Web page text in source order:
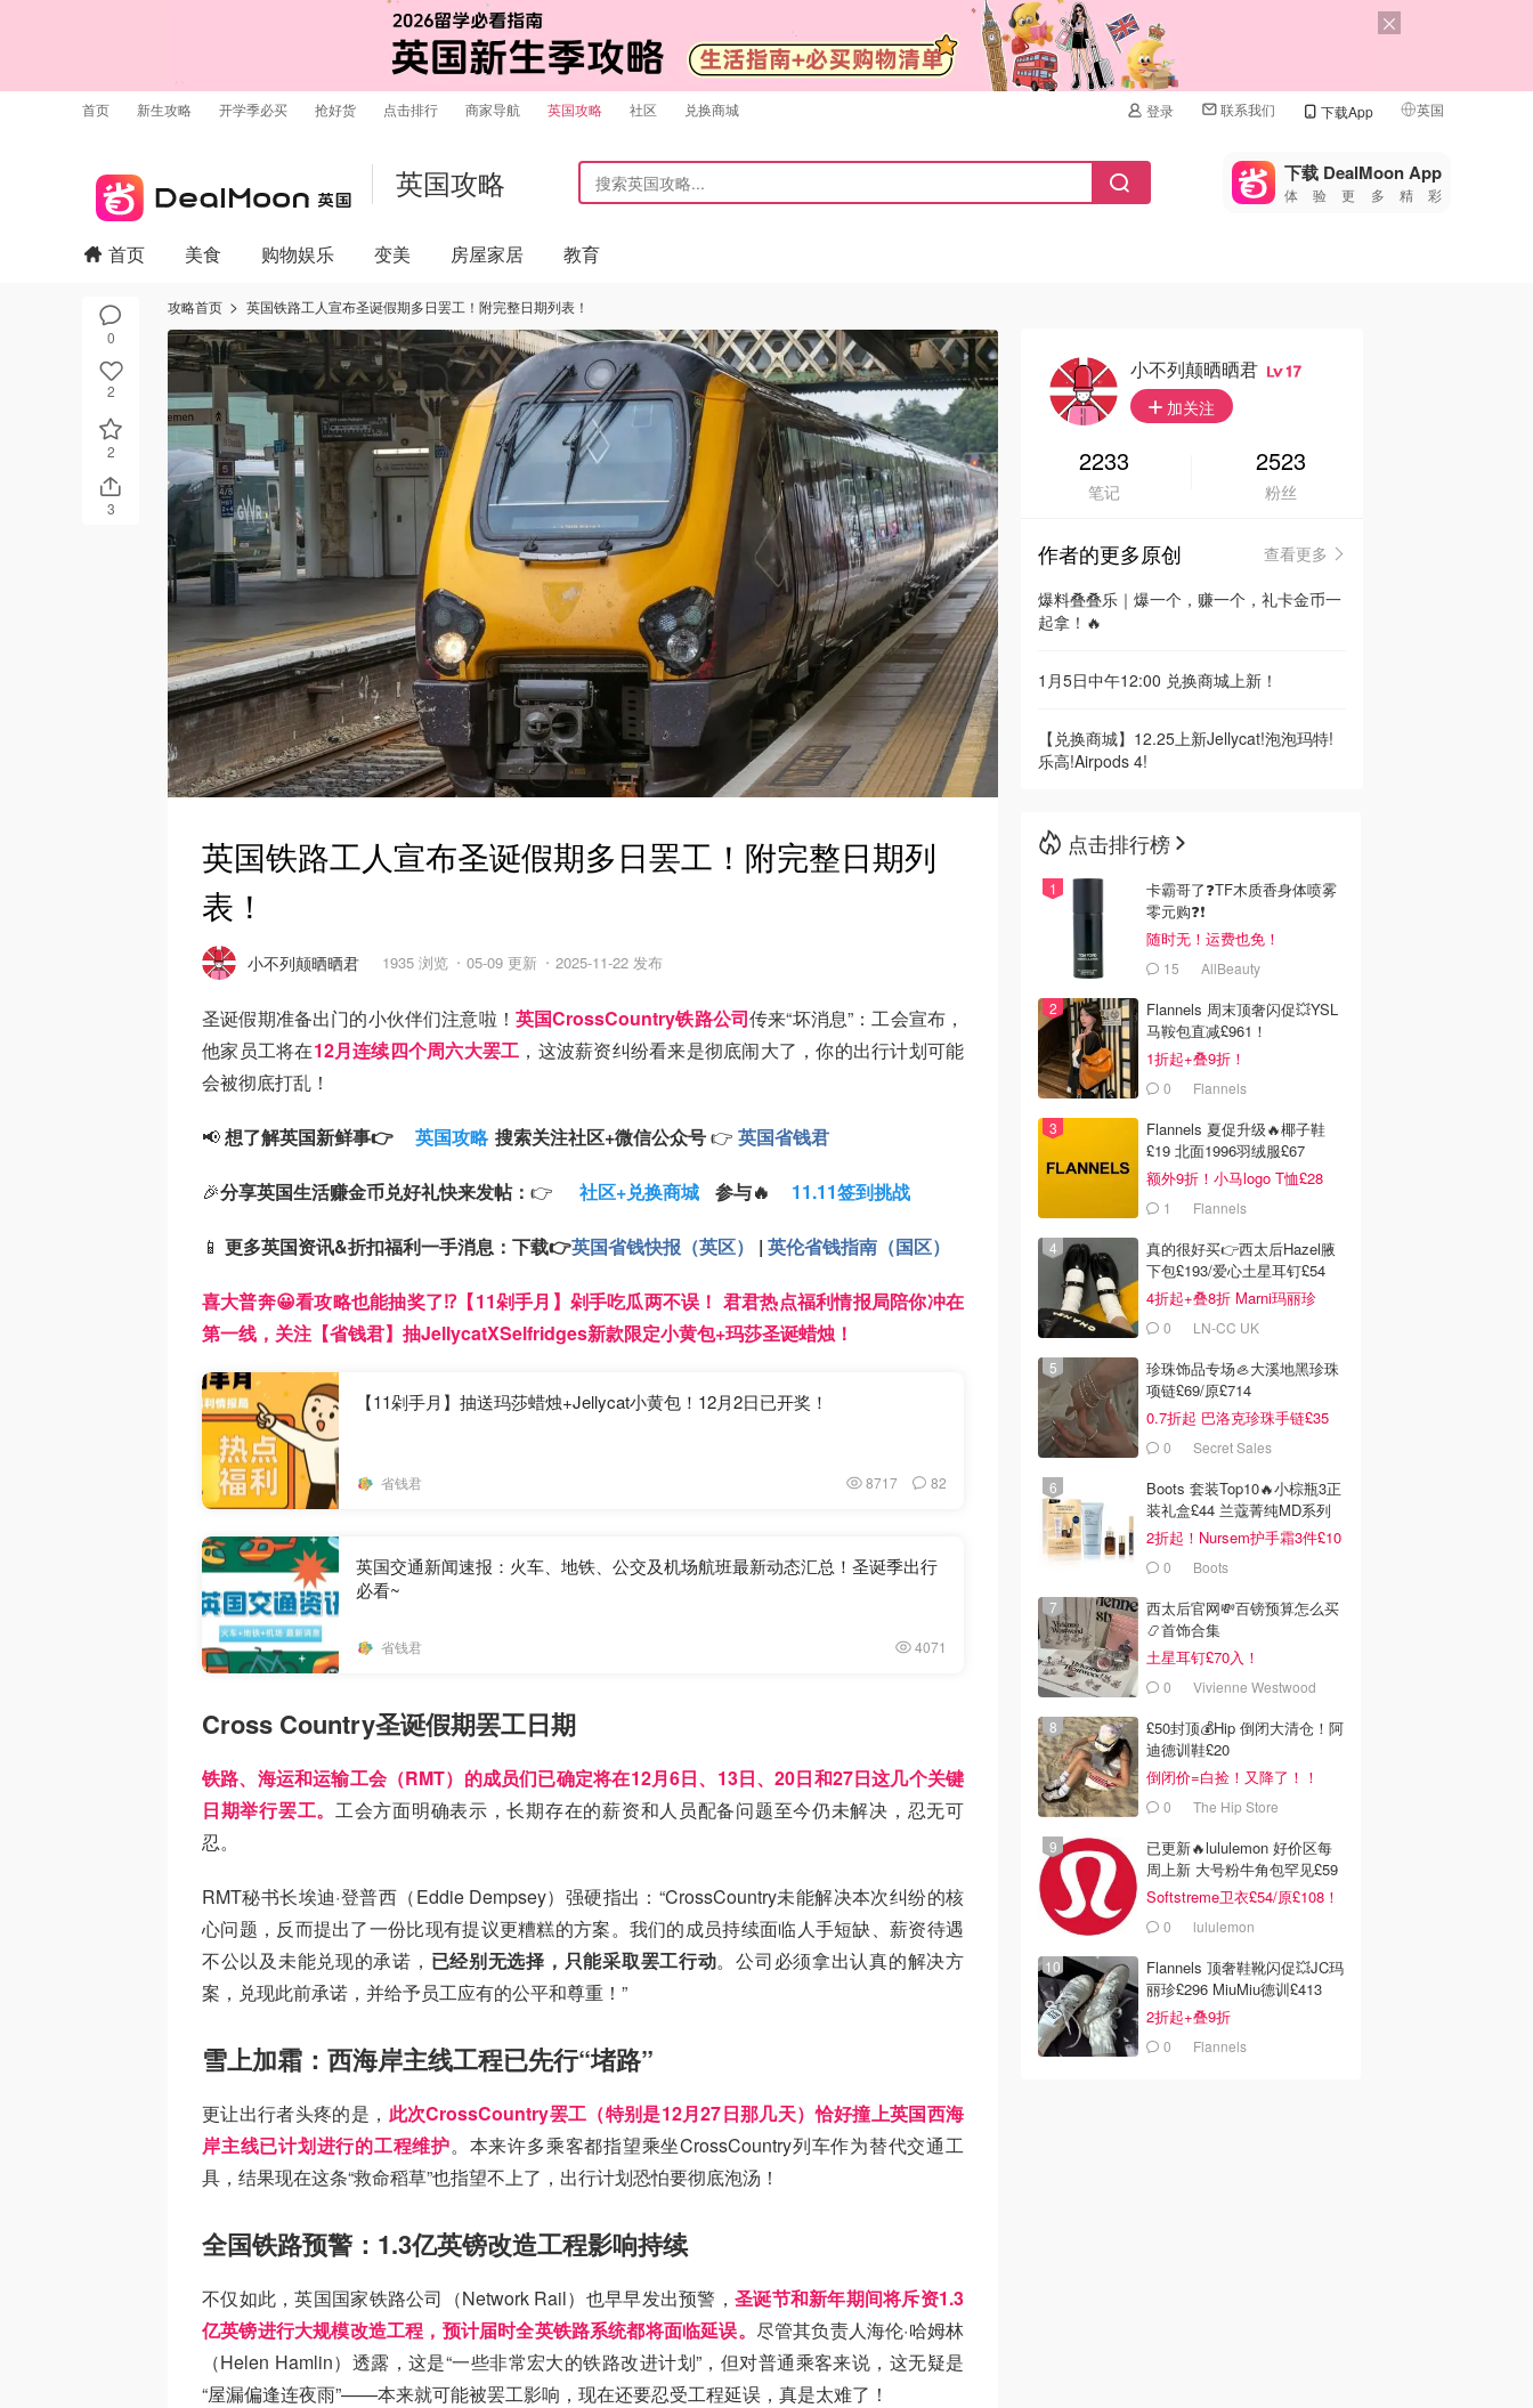
首页 新生攻略 开学季必买 抢好货 点击排行 商家导航 英国攻略 社区 兑换商城 登录 联系我们 下载App 英国
🇺🇸
🇨🇳 中国
🇩🇪
🇮🇹
🇦🇺
🇳🇿新西兰
英国攻略 下载 DealMoon App
体验更多精彩
0
2
2
3
首页 美食 购物娱乐 变美 房屋家居 教育
攻略首页 英国铁路工人宣布圣诞假期多日罢工！附完整日期列表！
英国铁路工人宣布圣诞假期多日罢工！附完整日期列
表！
小不列颠晒晒君 1935 浏览 05-09 更新 2025-11-22 发布
圣诞假期准备出门的小伙伴们注意啦！ 英国CrossCountry铁路公司传来“坏消息”：工会宣布，
他家员工将在12月连续四个周六大罢工 ，这波薪资纠纷看来是彻底闹大了，你的出行计划可能
会被彻底打乱！
📢想了解英国新鲜事👉 英国攻略 搜索关注社区+微信公众号👉 英国省钱君
🎉分享英国生活赚金币兑好礼快来发帖： 👉 社区+兑换商城 参与🔥 11.11签到挑战
📱 更多英国资讯&折扣福利一手消息： 下载👉英国省钱快报（英区） | 英伦省钱指南（国区）
喜大普奔😀看攻略也能抽奖了⁉️【11剁手月】剁手吃瓜两不误！ 君君热点福利情报局陪你冲在
第一线，关注【省钱君】抽JellycatXSelfridges新款限定小黄包+玛莎圣诞蜡烛！
【11剁手月】抽送玛莎蜡烛+Jellycat小黄包！12月2日已开奖！
省钱君 8717 82
英国交通新闻速报：火车、地铁、公交及机场航班最新动态汇总！圣诞季出行
必看~
省钱君 4071
Cross Country圣诞假期罢工日期
铁路、海运和运输工会（RMT）的成员们已确定将在12月6日、13日、20日和27日这几个关键
日期举行罢工。工会方面明确表示，长期存在的薪资和人员配备问题至今仍未解决，忍无可
忍。
RMT秘书长埃迪·登普西（Eddie Dempsey）强硬指出：“CrossCountry未能解决本次纠纷的核
心问题，反而提出了一份比现有提议更糟糕的方案。我们的成员持续面临人手短缺、薪资待遇
不公以及未能兑现的承诺， 已经别无选择，只能采取罢工行动。公司必须拿出认真的解决方
案，兑现此前承诺，并给予员工应有的公平和尊重！”
雪上加霜：西海岸主线工程已先行“堵路”
更让出行者头疼的是， 此次CrossCountry罢工（特别是12月27日那几天）恰好撞上英国西海
岸主线已计划进行的工程维护。本来许多乘客都指望乘坐CrossCountry列车作为替代交通工
具，结果现在这条“救命稻草”也指望不上了，出行计划恐怕要彻底泡汤！
全国铁路预警：1.3亿英镑改造工程影响持续
不仅如此，英国国家铁路公司（Network Rail）也早早发出预警， 圣诞节和新年期间将斥资1.3
亿英镑进行大规模改造工程，预计届时全英铁路系统都将面临延误。 尽管其负责人海伦·哈姆林
（Helen Hamlin）透露，这是“一些非常宏大的铁路改进计划”，但对普通乘客来说，这无疑是
“屋漏偏逢连夜雨”——本来就可能被罢工影响，现在还要忍受工程延误，真是太难了！
小不列颠晒晒君 17
加关注
2233
笔记
2523
粉丝
作者的更多原创
查看更多
爆料叠叠乐｜爆一个，赚一个，礼卡金币一
起拿！🔥
1月5日中午12:00 兑换商城上新！
【兑换商城】12.25上新Jellycat!泡泡玛特!
乐高!Airpods 4!
点击排行榜
卡霸哥了❓TF木质香身体喷雾
零元购❓❗
随时无！运费也免！
15 AllBeauty
Flannels 周末顶奢闪促💥YSL
马鞍包直减£961！
1折起+叠9折！
0 Flannels
Flannels 夏促升级🔥椰子鞋
£19 北面1996羽绒服£67
额外9折！小马logo T恤£28
1 Flannels
真的很好买👉西太后Hazel腋
下包£193/爱心土星耳钉£54
4折起+叠8折 Marni玛丽珍
£2120 LN-CC UK
珍珠饰品专场🦪大溪地黑珍珠
项链£69/原£714
0.7折起 巴洛克珍珠手链£35
0 Secret Sales
Boots 套装Top10🔥小棕瓶3正
装礼盒£44 兰蔻菁纯MD系列
首折
2折起！Nursem护手霜3件£10
0 Boots
西太后官网💸百镑预算怎么买
📿首饰合集
土星耳钉£70入！
0 Vivienne Westwood
£50封顶💰Hip 倒闭大清仓！阿
迪德训鞋£20
倒闭价=白捡！又降了！！
0 The Hip Store
已更新🔥lululemon 好价区每
周上新 大号粉牛角包罕见£59
Softstreme卫衣£54/原£108！
0 lululemon
Flannels 顶奢鞋靴闪促💥JC玛
丽珍£296 MiuMiu德训£413
2折起+叠9折
0 Flannels